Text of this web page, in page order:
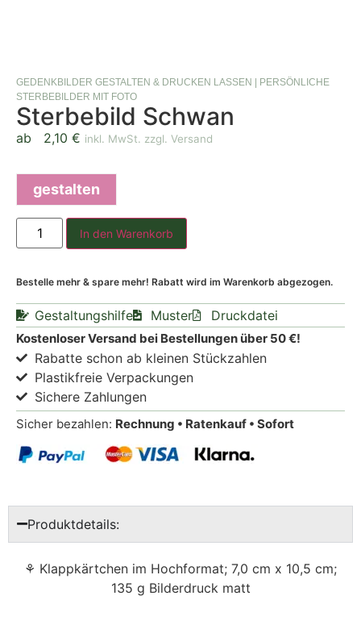
GEDENKBILDER GESTALTEN & DRUCKEN LASSEN | PERSÖNLICHE
STERBEBILDER MIT FOTO
Sterbebild Schwan
ab 2,10 € inkl. MwSt. zzgl. Versand
gestalten
In den Warenkorb
Bestelle mehr & spare mehr! Rabatt wird im Warenkorb abgezogen.
Gestaltungshilfe Muster Druckdatei
Kostenloser Versand bei Bestellungen über 50 €!
Rabatte schon ab kleinen Stückzahlen
Plastikfreie Verpackungen
Sichere Zahlungen
Sicher bezahlen: Rechnung • Ratenkauf • Sofort
Produktdetails:
⚘ Klappkärtchen im Hochformat; 7,0 cm x 10,5 cm;
135 g Bilderdruck matt